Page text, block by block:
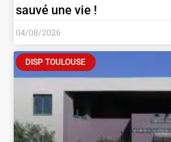
sauvé une vie !
04/08/2026
DISP TOULOUSE